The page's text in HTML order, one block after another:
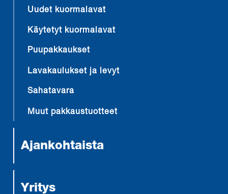
Uudet kuormalavat
Käytetyt kuormalavat
Puupakkaukset
Lavakaulukset ja levyt
Sahatavara
Muut pakkaustuotteet
Ajankohtaista
Yritys